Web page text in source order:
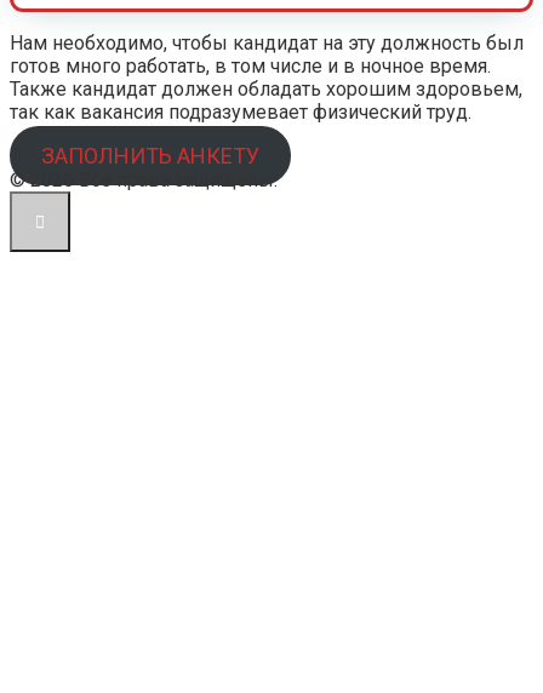
Нам необходимо, чтобы кандидат на эту должность был
готов много работать, в том числе и в ночное время.
Также кандидат должен обладать хорошим здоровьем,
так как вакансия подразумевает физический труд.
ЗАПОЛНИТЬ АНКЕТУ
© 2026 Все права защищены.